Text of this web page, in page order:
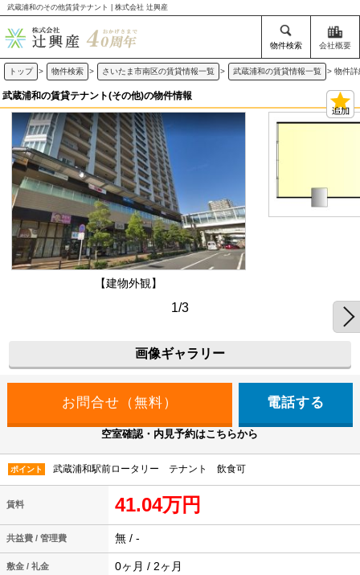
武蔵浦和のその他賃貸テナント | 株式会社 辻興産
物件検索 会社概要
トップ > 物件検索 > さいたま市南区の賃貸情報一覧 > 武蔵浦和の賃貸情報一覧 > 物件詳
武蔵浦和の賃貸テナント(その他)の物件情報
【建物外観】
1/3
画像ギャラリー
電話する
空室確認・内見予約はこちらから
ポイント 武蔵浦和駅前ロータリー テナント 飲食可
賃料 41.04万円
共益費 / 管理費 無 / -
敷金 / 礼金 0ヶ月 / 2ヶ月